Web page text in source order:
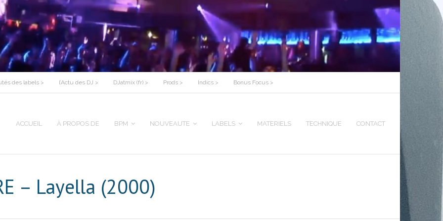
des labels > l’Actu des DJ > DJatmix (fr) > Prods > Indics > Bonus Focus >
ACCUEIL À PROPOS DE BPM NOUVEAUTE LABELS MATERIELS TECHNIQUE CONTACT
– Layella (2000)